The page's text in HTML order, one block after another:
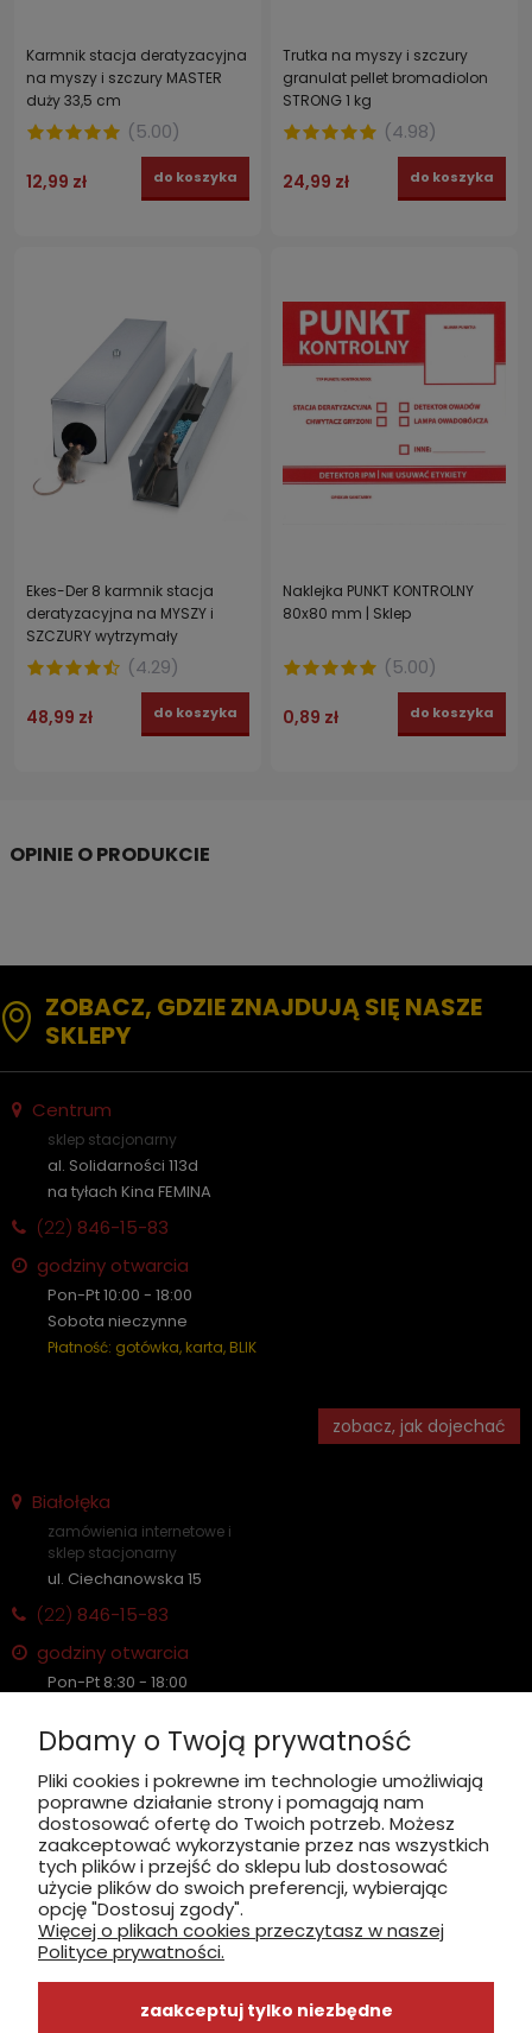
Karmnik stacja deratyzacyjna
na myszy i szczury MASTER
duży 33,5 cm
(5.00)
12,99 zł do koszyka
Trutka na myszy i szczury
granulat pellet bromadiolon
STRONG 1 kg
(4.98)
24,99 zł do koszyka
Ekes-Der 8 karmnik stacja
deratyzacyjna na MYSZY i
SZCZURY wytrzymały
ocynkowany
(4.29)
48,99 zł do koszyka
Naklejka PUNKT KONTROLNY
80x80 mm | Sklep
(5.00)
0,89 zł do koszyka
ZOBACZ, GDZIE ZNAJDUJĄ SIĘ NASZE
SKLEPY
Centrum
sklep stacjonarny
al. Solidarności 113d
na tyłach Kina FEMINA
(22) 846-15-83
godziny otwarcia
Pon-Pt 10:00 - 18:00
Sobota nieczynne
Płatność: gotówka, karta, BLIK
zobacz, jak dojechać
Białołęka
zamówienia internetowe i
sklep stacjonarny
ul. Ciechanowska 15
(22) 846-15-83
godziny otwarcia
Pon-Pt 8:30 - 18:00
Płatność: gotówka, karta, BLIK
zobacz, jak dojechać
INFORMACJE
ZAKUPY
Dbamy o Twoją prywatność
Pliki cookies i pokrewne im technologie umożliwiają
poprawne działanie strony i pomagają nam
dostosować ofertę do Twoich potrzeb. Możesz
zaakceptować wykorzystanie przez nas wszystkich
tych plików i przejść do sklepu lub dostosować
użycie plików do swoich preferencji, wybierając
opcję "Dostosuj zgody".
Więcej o plikach cookies przeczytasz w naszej
Polityce prywatności.
zaakceptuj tylko niezbędne